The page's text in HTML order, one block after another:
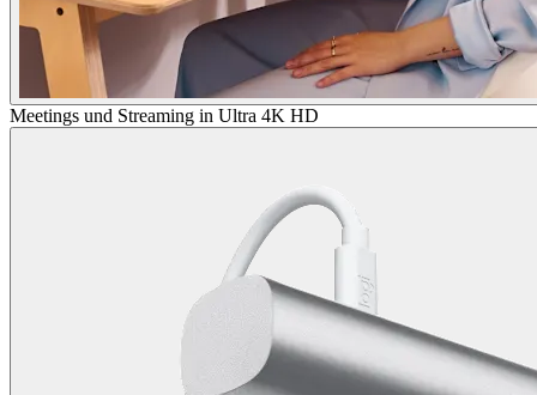
Meetings und Streaming in Ultra 4K HD